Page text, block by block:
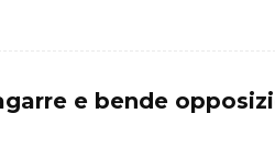
e bende